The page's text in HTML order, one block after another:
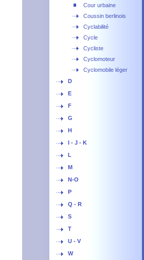
Cour urbaine
Coussin berlinois
Cyclabilité
Cycle
Cycliste
Cyclomoteur
Cyclomobile léger
D
E
F
G
H
I - J - K
L
M
N-O
P
Q - R
S
T
U - V
W